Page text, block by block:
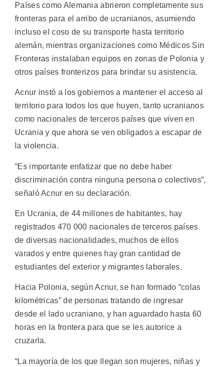
Países como Alemania abrieron completamente sus
fronteras para el arribo de ucranianos, asumiendo
incluso el coso de su transporte hasta territorio
alemán, mientras organizaciones como Médicos Sin
Fronteras instalaban equipos en zonas de Polonia y
otros países fronterizos para brindar su asistencia.
Acnur instó a los gobiernos a mantener el acceso al
territorio para todos los que huyen, tanto ucranianos
como nacionales de terceros países que viven en
Ucrania y que ahora se ven obligados a escapar de
la violencia.
“Es importante enfatizar que no debe haber
discriminación contra ninguna persona o colectivos”,
señaló Acnur en su declaración.
En Ucrania, de 44 millones de habitantes, hay
registrados 470 000 nacionales de terceros países
de diversas nacionalidades, muchos de ellos
varados y entre quienes hay gran cantidad de
estudiantes del exterior y migrantes laborales.
Hacia Polonia, según Acnur, se han formado “colas
kilométricas” de personas tratando de ingresar
desde el lado ucraniano, y han aguardado hasta 60
horas en la frontera para que se les autorice a
cruzarla.
“La mayoría de los que llegan son mujeres, niñas y